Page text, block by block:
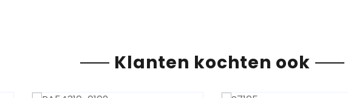
Klanten kochten ook